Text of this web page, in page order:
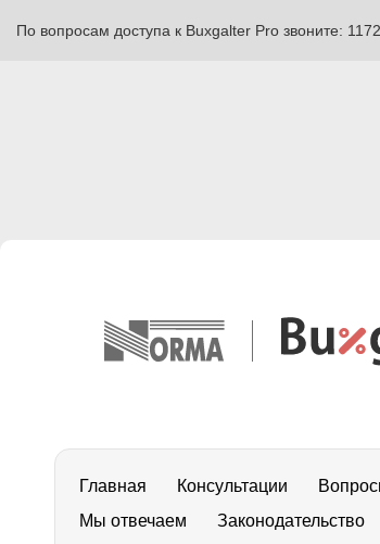
По вопросам доступа к Buxgalter Pro звоните:
Главная Консультации
Мы отвечаем
Законодательство